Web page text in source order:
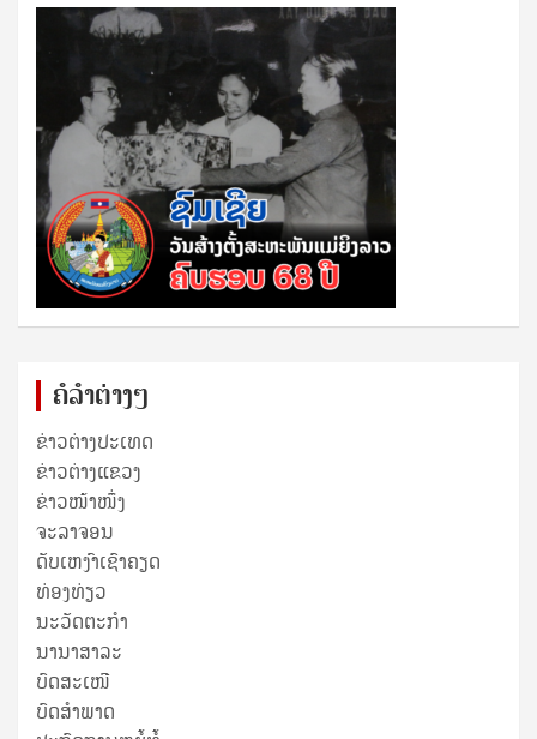
ຄໍລຳຕ່າງໆ
ຂ່າວຕ່າງປະເທດ
ຂ່າວ​ຕ່າງ​ແຂວງ
ຂ່າວໜ້າໜຶ່ງ
ຈະລາຈອນ
ດັບເຫງົາເຊົາຄຽດ
ທ່ອງທ່ຽວ
ນະວັດຕະກໍາ
ນານາສາລະ
ບົດສະເໜີ
ບົດສໍາພາດ